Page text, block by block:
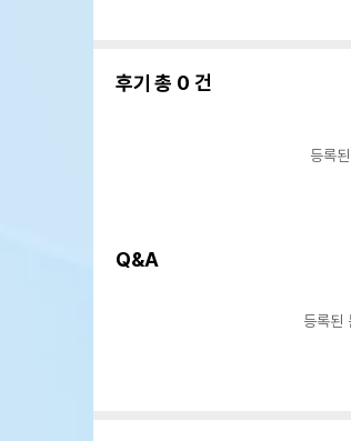
후기 총 0 건
등록
Q&A
등록된